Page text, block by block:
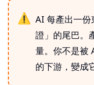
AI 每產出一份
證」的尾巴。
量。你不是被
的下游，變成